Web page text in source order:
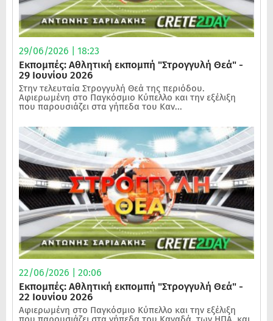
29/06/2026 | 18:23
Εκπομπές: Αθλητική εκπομπή "Στρογγυλή Θεά" -
29 Ιουνίου 2026
Στην τελευταία Στρογγυλή Θεά της περιόδου.
Αφιερωμένη στο Παγκόσμιο Κύπελλο και την εξέλιξη
που παρουσιάζει στα γήπεδα του Καν...
22/06/2026 | 20:06
Εκπομπές: Αθλητική εκπομπή "Στρογγυλή Θεά" -
22 Ιουνίου 2026
Αφιερωμένη στο Παγκόσμιο Κύπελλο και την εξέλιξη